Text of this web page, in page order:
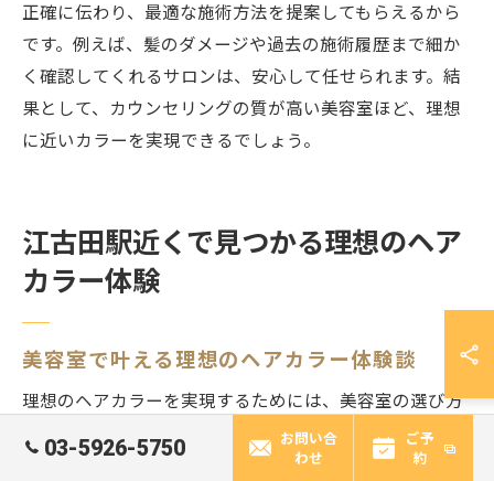
正確に伝わり、最適な施術方法を提案してもらえるから
です。例えば、髪のダメージや過去の施術履歴まで細か
く確認してくれるサロンは、安心して任せられます。結
果として、カウンセリングの質が高い美容室ほど、理想
に近いカラーを実現できるでしょう。
江古田駅近くで見つかる理想のヘア
カラー体験
美容室で叶える理想のヘアカラー体験談
理想のヘアカラーを実現するためには、美容室の選び方
が重要です。理由は、施術技術やカウンセリング力が仕
上がりに大きく影響するからです。たとえば、江古田駅
03-5926-5750
お問い合
わせ
ご予
約